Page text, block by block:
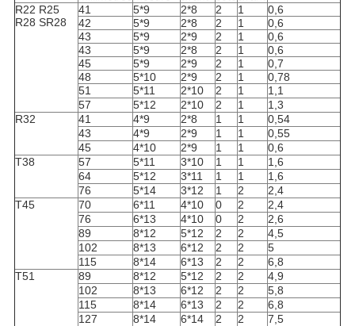
R22 R25
R28 SR28
41 5*9 2*8 2 1
0,6
42
5*9 2*8 2 1
0,6
43
5*9 2*9 2 1
0,6
43
5*9 2*8 2 1
0,6
45
5*9 2*9 2 1
0,7
48
5*10 2*9 2 1
0,78
51
5*11 2*10 2 1
1,1
57
5*12 2*10 2 1
1,3
R32
41 4*9 2*8 1 1
0,54
43
4*9 2*9 1 1
0,55
45
4*10 2*9 1 1
0,6
T38
57 5*11 3*10 1 1
1,6
64
5*12 3*11 1 1
1,6
76
5*14 3*12 1 2
2,4
T45
70 6*11 4*10 0 2
2,4
76
6*13 4*10 0 2
2,6
89
8*12 5*12 2 2
4,5
102
8*13 6*12 2 2
5
115
8*14 6*13 2 2
6,8
T51
89 8*12 5*12 2 2
4,9
102
8*13 6*12 2 2
5,8
115
8*14 6*13 2 2
6,8
127
8*14 6*14 2 2 7,5